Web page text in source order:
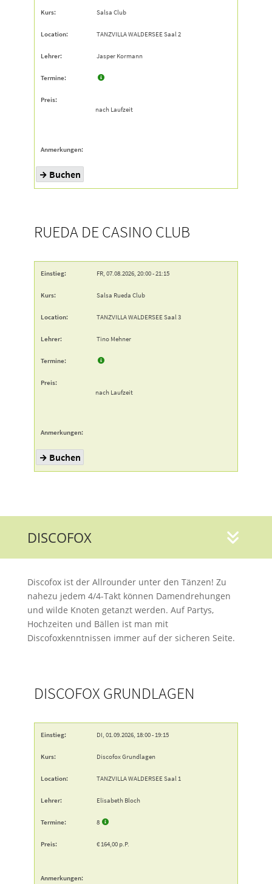
DISCOFOX
Discofox ist der Allrounder unter den Tänzen! Zu
nahezu jedem 4/4-Takt können Damendrehungen
und wilde Knoten getanzt werden. Auf Partys,
Hochzeiten und Bällen ist man mit
Discofoxkenntnissen immer auf der sicheren Seite.